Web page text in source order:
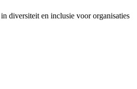
diversiteit en inclusie voor organisaties